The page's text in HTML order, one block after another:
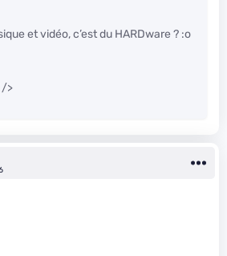
et vidéo, c’est du HARDware ? :o
/>